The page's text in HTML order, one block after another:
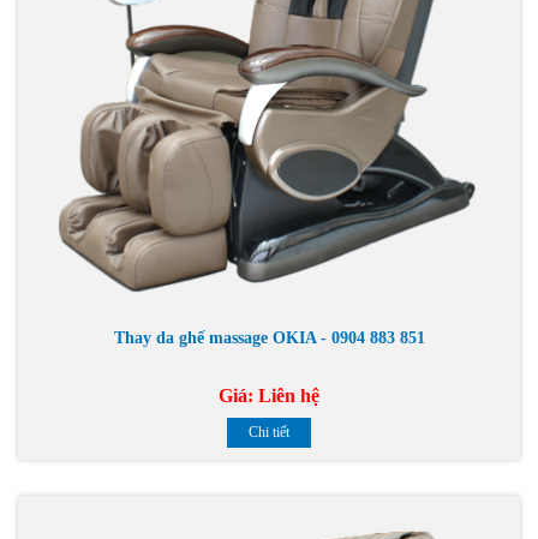
Thay da ghế massage OKIA - 0904 883 851
Giá: Liên hệ
Chi tiết